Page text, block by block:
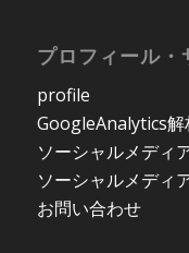
プロフィール・
profile
GoogleAnalytics解
ソーシャルメディ
ソーシャルメディ
お問い合わせ